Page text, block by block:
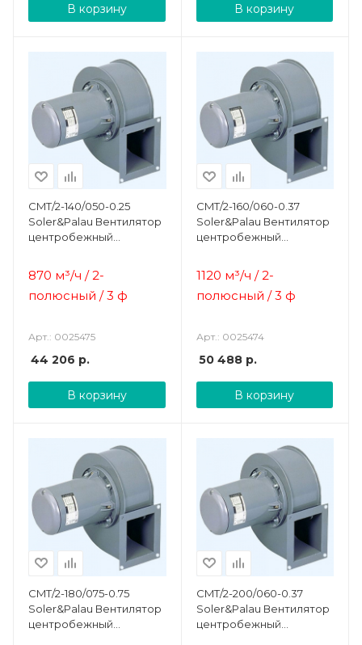
В корзину В корзину
CMT/2-140/050-0.25
Soler&Palau Вентилятор
центробежный
870 м³/ч / 2-
полюсный / 3 ф
Арт.: 0025475
44 206 р.
В корзину
CMT/2-160/060-0.37
Soler&Palau Вентилятор
центробежный
1120 м³/ч / 2-
полюсный / 3 ф
Арт.: 0025474
50 488р.
В корзину
CMT/2-180/075-0.75
Soler&Palau Вентилятор
центробежный
CMT/2-200/060-0.37
Soler&Palau Вентилятор
центробежный